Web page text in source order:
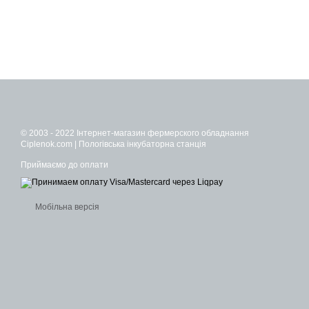
© 2003 - 2022 Інтернет-магазин фермерского обладнання
Ciplenok.com | Пологівська інкубаторна станція
Приймаємо до оплати
Мобільна версія